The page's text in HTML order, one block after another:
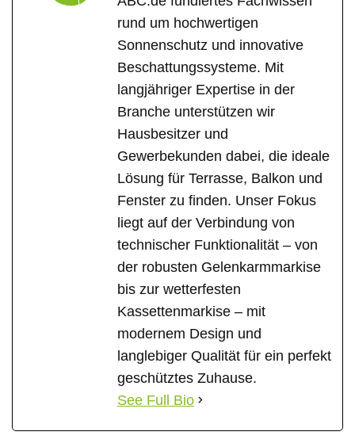
rund um hochwertigen
Sonnenschutz und innovative
Beschattungssysteme. Mit
langjähriger Expertise in der
Branche unterstützen wir
Hausbesitzer und
Gewerbekunden dabei, die ideale
Lösung für Terrasse, Balkon und
Fenster zu finden. Unser Fokus
liegt auf der Verbindung von
technischer Funktionalität – von
der robusten Gelenkarmmarkise
bis zur wetterfesten
Kassettenmarkise – mit
modernem Design und
langlebiger Qualität für ein perfekt
geschütztes Zuhause.
See Full Bio